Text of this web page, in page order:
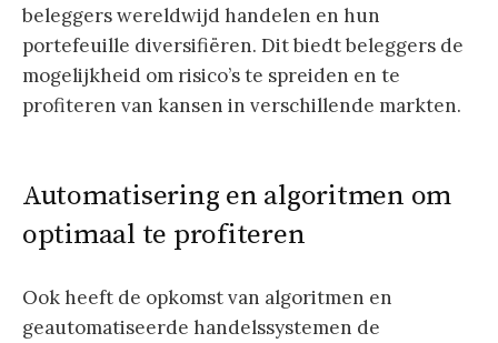
beleggers wereldwijd handelen en hun
portefeuille diversifiëren. Dit biedt beleggers de
mogelijkheid om risico’s te spreiden en te
profiteren van kansen in verschillende markten.
Automatisering en algoritmen om
optimaal te profiteren
Ook heeft de opkomst van algoritmen en
geautomatiseerde handelssystemen de